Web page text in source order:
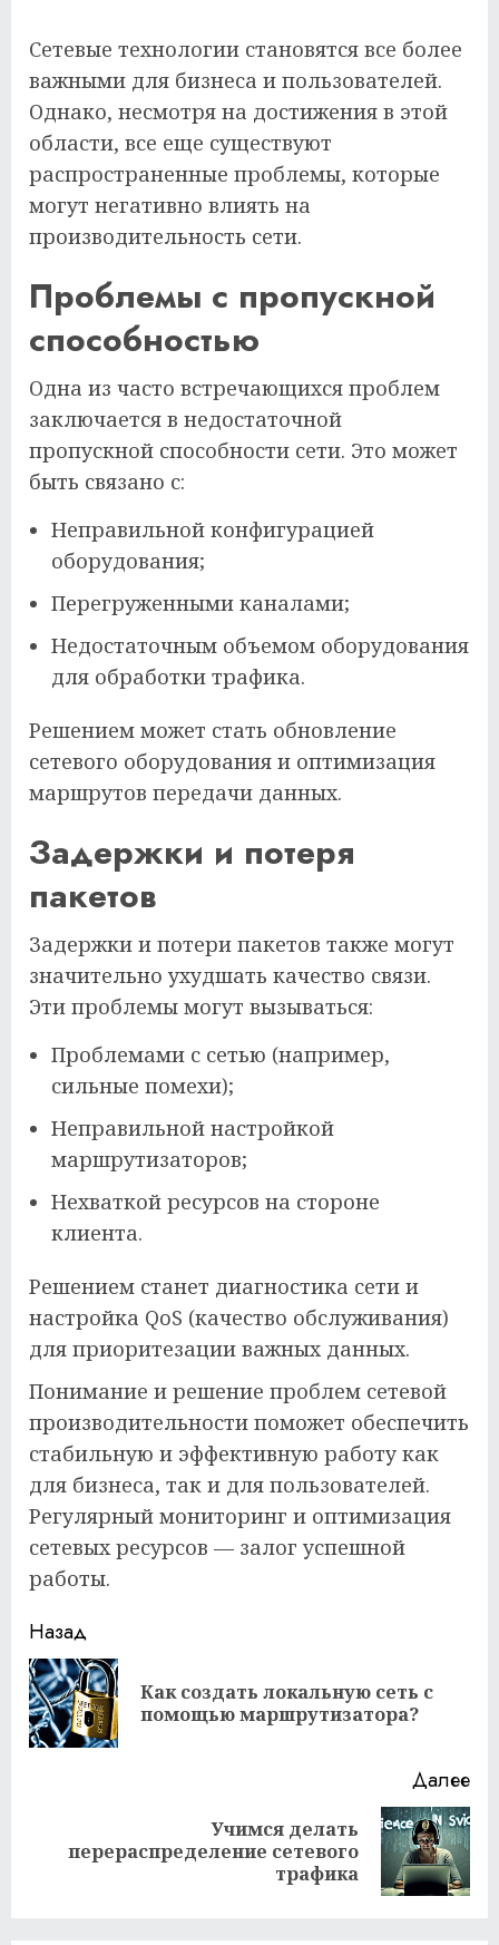
Сетевые технологии становятся все более
важными для бизнеса и пользователей.
Однако, несмотря на достижения в этой
области, все еще существуют
распространенные проблемы, которые
могут негативно влиять на
производительность сети.
Проблемы с пропускной
способностью
Одна из часто встречающихся проблем
заключается в недостаточной
пропускной способности сети. Это может
быть связано с:
Неправильной конфигурацией
оборудования;
Перегруженными каналами;
Недостаточным объемом оборудования
для обработки трафика.
Решением может стать обновление
сетевого оборудования и оптимизация
маршрутов передачи данных.
Задержки и потеря
пакетов
Задержки и потери пакетов также могут
значительно ухудшать качество связи.
Эти проблемы могут вызываться:
Проблемами с сетью (например,
сильные помехи);
Неправильной настройкой
маршрутизаторов;
Нехваткой ресурсов на стороне
клиента.
Решением станет диагностика сети и
настройка QoS (качество обслуживания)
для приоритезации важных данных.
Понимание и решение проблем сетевой
производительности поможет обеспечить
стабильную и эффективную работу как
для бизнеса, так и для пользователей.
Регулярный мониторинг и оптимизация
сетевых ресурсов — залог успешной
работы.
Продолжить
чтение
Назад
Как создать локальную сеть с
помощью маршрутизатора?
Далее
Следующая
Учимся делать
перераспределение сетевого
трафика